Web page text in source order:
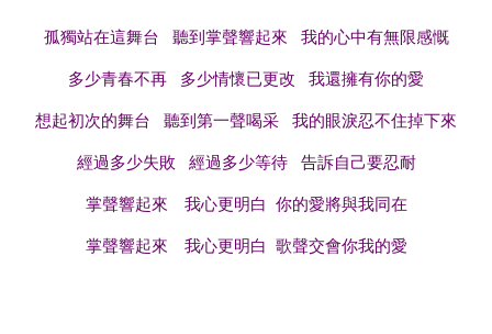
孤獨站在這舞台 聽到掌聲響起來 我的心中有無限感慨
多少青春不再 多少情懷已更改 我還擁有你的愛
想起初次的舞台 聽到第一聲喝采 我的眼淚忍不住掉下來
經過多少失敗 經過多少等待 告訴自己要忍耐
掌聲響起來 我心更明白 你的愛將與我同在
掌聲響起來 我心更明白 歌聲交會你我的愛